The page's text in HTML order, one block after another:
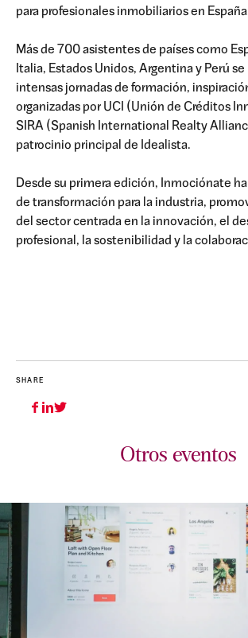
para profesionales inmobiliarios en
Más de 700 asistentes de países como
Italia, Estados Unidos, Argentina y Perú
intensas jornadas de formación,
organizadas por UCI (Unión de Créditos
SIRA (Spanish International Realty
patrocinio principal de Idealista.
Desde su primera edición, Inmociónate
de transformación para la industria,
del sector centrada en la innovación, el
profesional, la sostenibilidad y la
SHARE
Otros eventos